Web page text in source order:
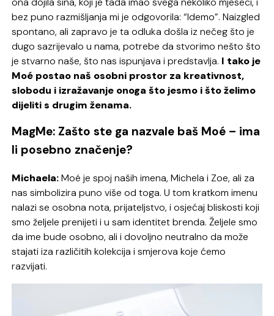
bez puno razmišljanja mi je odgovorila: “Idemo”. Naizgled
spontano, ali zapravo je ta odluka došla iz nečeg što je
dugo sazrijevalo u nama, potrebe da stvorimo nešto što
je stvarno naše, što nas ispunjava i predstavlja. I tako je
Moé postao naš osobni prostor za kreativnost,
slobodu i izražavanje onoga što jesmo i što želimo
dijeliti s drugim ženama.
MagMe: Zašto ste ga nazvale baš Moé – ima
li posebno značenje?
Michaela:Moé je spoj naših imena, Michela i Zoe, ali za
nas simbolizira puno više od toga. U tom kratkom imenu
nalazi se osobna nota, prijateljstvo, i osjećaj bliskosti koji
smo željele prenijeti i u sam identitet brenda. Željele smo
da ime bude osobno, ali i dovoljno neutralno da može
stajati iza različitih kolekcija i smjerova koje ćemo
razvijati.